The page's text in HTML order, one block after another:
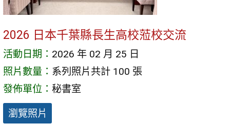
2026 日本千葉縣長生高校蒞校交流
活動日期： 2026 年 02 月 25 日
照片數量： 系列照片共計 100 張
發佈單位： 秘書室
瀏覽照片